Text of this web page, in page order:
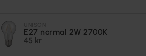
E27 normal 2W 2700K
45 kr